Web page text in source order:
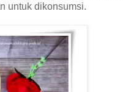
untuk dikonsumsi.